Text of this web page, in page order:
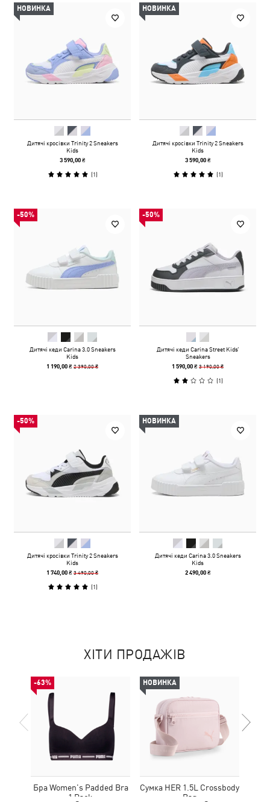
НОВИНКА
Дитячі кросівки Trinity 2 Sneakers
Kids
3 590,00 ₴
(1)
НОВИНКА
Дитячі кросівки Trinity 2 Sneakers
Kids
3 590,00 ₴
(1)
-50%
Дитячі кеди Carina 3.0 Sneakers
Kids
1 190,00 ₴2 390,00 ₴
-50%
Дитячі кеди Carina Street Kids’
Sneakers
1 590,00 ₴3 190,00 ₴
(1)
-50%
Дитячі кросівки Trinity 2 Sneakers
Kids
1 740,00 ₴3 490,00 ₴
(1)
НОВИНКА
Дитячі кеди Carina 3.0 Sneakers
Kids
2 490,00 ₴
ХІТИ ПРОДАЖІВ
-63%
Бра Women's Padded Bra
1 Pack
НОВИНКА
Сумка HER 1.5L Crossbody
Bag